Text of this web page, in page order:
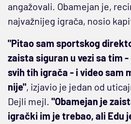
angažovali. Obamejan je,
najvažnijeg igrača, nosio
"Pitao sam sportskog
zaista siguran u vezi sa tim -
svih tih igrača - i video sam
nije", izjavio je jedan od
Dejli mejl. "Obamejan je
igrački im je trebao, ali Edu